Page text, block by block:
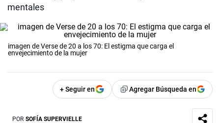
mentales
imagen de Verse de 20 a los 70: El estigma que carga el
envejecimiento de la mujer
+ Seguir en Agregar Búsqueda en
POR SOFÍA SUPERVIELLE